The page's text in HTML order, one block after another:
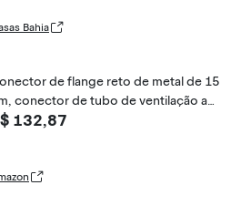
Bahia
de flange reto de metal de 15
conector de tubo de ventilação ad
de flange de mangueira de tub
132,87